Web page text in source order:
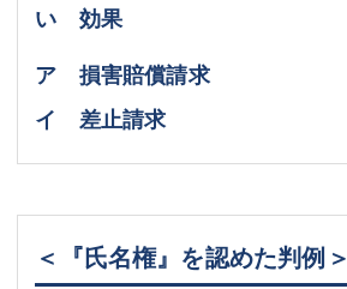
い 効果
ア 損害賠償請求
イ 差止請求
＜『氏名権』を認めた判例＞